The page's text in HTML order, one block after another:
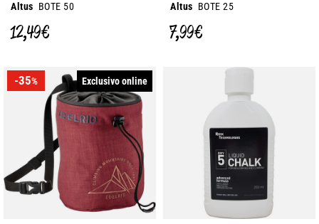
Altus BOTE 50
12,49 €
Altus BOTE 25
7,99 €
-35% Exclusivo online